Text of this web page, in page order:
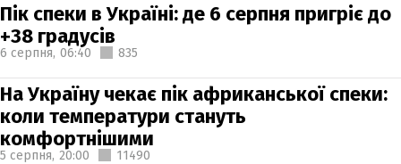
Пік спеки в Україні: де 6 серпня пригріє до
+38 градусів
6 серпня, 06:40 835
На Україну чекає пік африканської спеки:
коли температури стануть
комфортнішими
5 серпня, 20:00 11490